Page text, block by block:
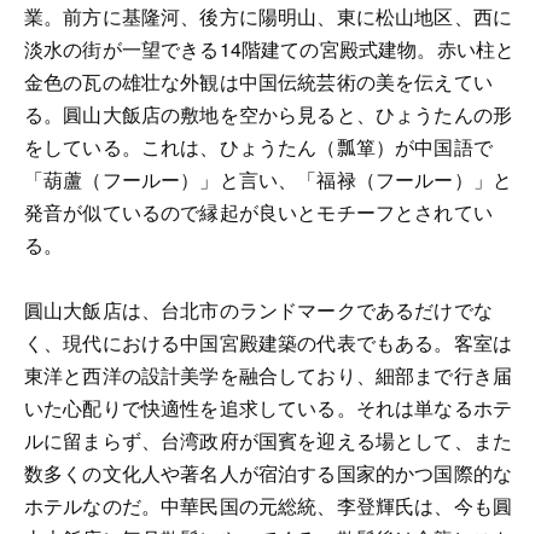
業。前方に基隆河、後方に陽明山、東に松山地区、西に
淡水の街が一望できる14階建ての宮殿式建物。赤い柱と
金色の瓦の雄壮な外観は中国伝統芸術の美を伝えてい
る。圓山大飯店の敷地を空から見ると、ひょうたんの形
をしている。これは、ひょうたん（瓢箪）が中国語で
「葫蘆（フールー）」と言い、「福禄（フールー）」と
発音が似ているので縁起が良いとモチーフとされてい
る。
圓山大飯店は、台北市のランドマークであるだけでな
く、現代における中国宮殿建築の代表でもある。客室は
東洋と西洋の設計美学を融合しており、細部まで行き届
いた心配りで快適性を追求している。それは単なるホテ
ルに留まらず、台湾政府が国賓を迎える場として、また
数多くの文化人や著名人が宿泊する国家的かつ国際的な
ホテルなのだ。中華民国の元総統、李登輝氏は、今も圓